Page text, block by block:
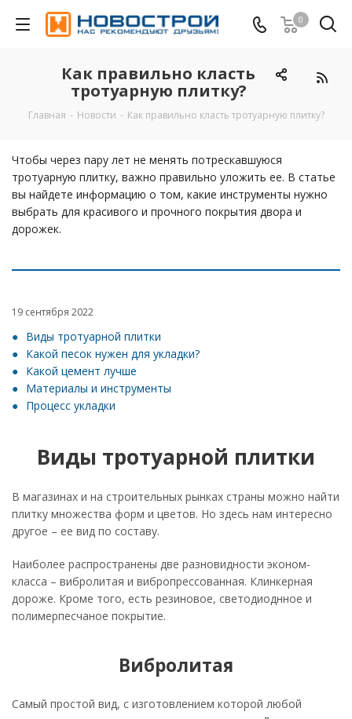
0
Как правильно класть
тротуарную плитку?
Главная - Новости - Как правильно класть тротуарную плитку?
Чтобы через пару лет не менять потрескавшуюся
тротуарную плитку, важно правильно уложить ее. В статье
вы найдете информацию о том, какие инструменты нужно
выбрать для красивого и прочного покрытия двора и
дорожек.
19 сентября 2022
Виды тротуарной плитки
Какой песок нужен для укладки?
Какой цемент лучше
Материалы и инструменты
Процесс укладки
Виды тротуарной плитки
В магазинах и на строительных рынках страны можно найти
плитку множества форм и цветов. Но здесь нам интересно
другое – ее вид по составу.
Наиболее распространены две разновидности эконом-
класса – вибролитая и вибропрессованная. Клинкерная
дороже. Кроме того, есть резиновое, светодиоднное и
полимерпесчаное покрытие.
Вибролитая
Самый простой вид, с изготовлением которой любой